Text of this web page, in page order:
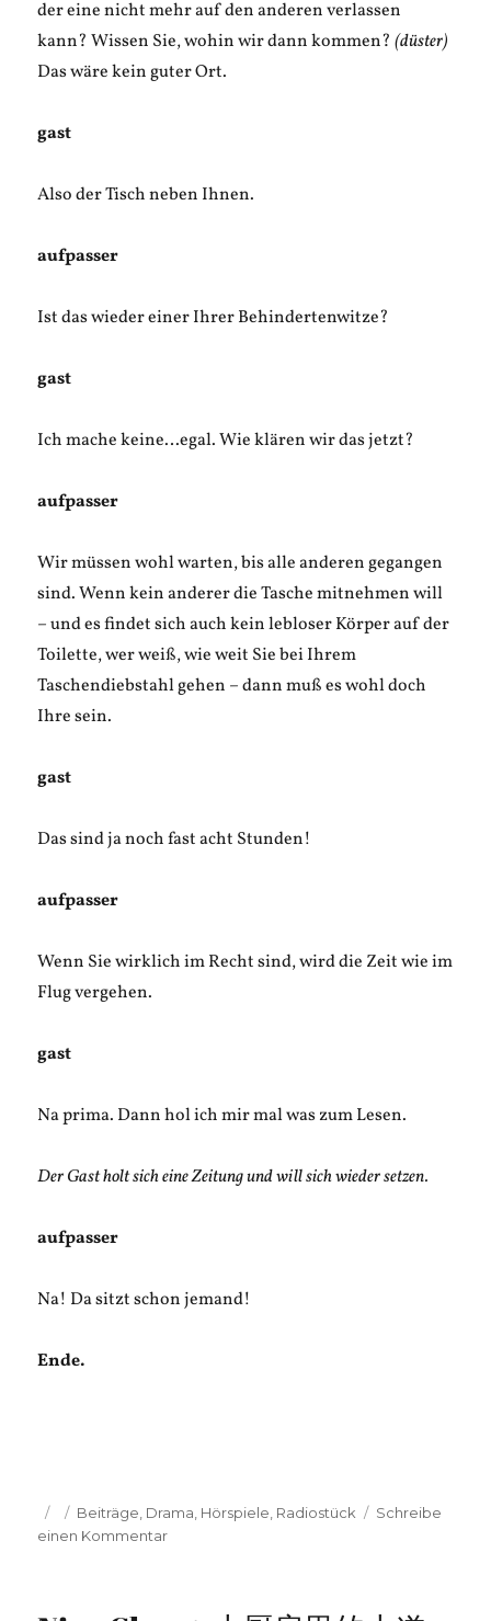
der eine nicht mehr auf den anderen verlassen
kann? Wissen Sie, wohin wir dann kommen?(düster)
Das wäre kein guter Ort.
gast
Also der Tisch neben Ihnen.
aufpasser
Ist das wieder einer Ihrer Behindertenwitze?
gast
Ich mache keine…egal. Wie klären wir das jetzt?
aufpasser
Wir müssen wohl warten, bis alle anderen gegangen
sind. Wenn kein anderer die Tasche mitnehmen will
– und es findet sich auch kein lebloser Körper auf der
Toilette, wer weiß, wie weit Sie bei Ihrem
Taschendiebstahl gehen – dann muß es wohl doch
Ihre sein.
gast
Das sind ja noch fast acht Stunden!
aufpasser
Wenn Sie wirklich im Recht sind, wird die Zeit wie im
Flug vergehen.
gast
Na prima. Dann hol ich mir mal was zum Lesen.
Der Gast holt sich eine Zeitung und will sich wieder setzen.
aufpasser
Na! Da sitzt schon jemand!
Ende.
Veröffentlicht
am
Kategorien
Beiträge Drama Hörspiele Radiostück
Schreibe
einen Kommentarzu